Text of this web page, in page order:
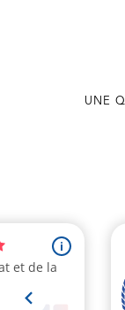
UNE